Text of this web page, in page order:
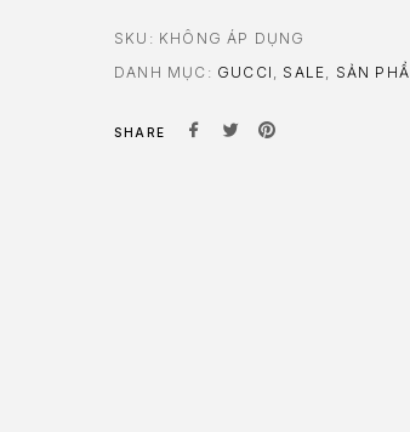
SKU: KHÔNG ÁP DỤNG
DANH MỤC: GUCCI SALE SẢN
SHARE